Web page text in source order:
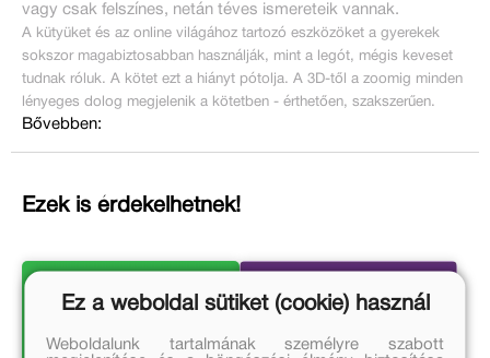
vagy csak felszínes, netán téves ismereteik vannak.
A kütyüket és az online világához tartozó eszközöket a gyerekek
sokszor magabiztosabban használják, mint a legót, mégis keveset
tudnak róluk. A kötet ezt a hiányt pótolja. A 3D-től a zoomig minden
lényeges dolog megjelenik a kötetben - érthetően, szakszerűen.
Bővebben:
Ezek is érdekelhetnek!
Ez a weboldal sütiket (cookie) használ
Weboldalunk tartalmának személyre szabott